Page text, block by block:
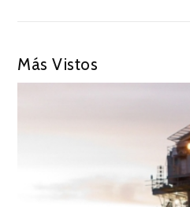
Más Vistos